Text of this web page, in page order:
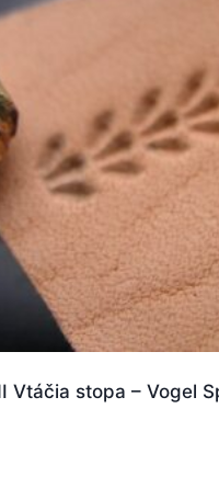
Vtáčia stopa – Vogel